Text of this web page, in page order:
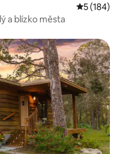
Průměrné
5 (184)
a blízko města